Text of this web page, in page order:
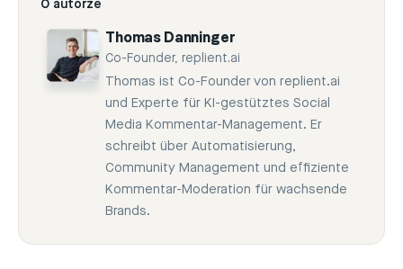
O autorze
Thomas Danninger
Co-Founder, replient.ai
Thomas ist Co-Founder von replient.ai
und Experte für KI-gestütztes Social
Media Kommentar-Management. Er
schreibt über Automatisierung,
Community Management und effiziente
Kommentar-Moderation für wachsende
Brands.